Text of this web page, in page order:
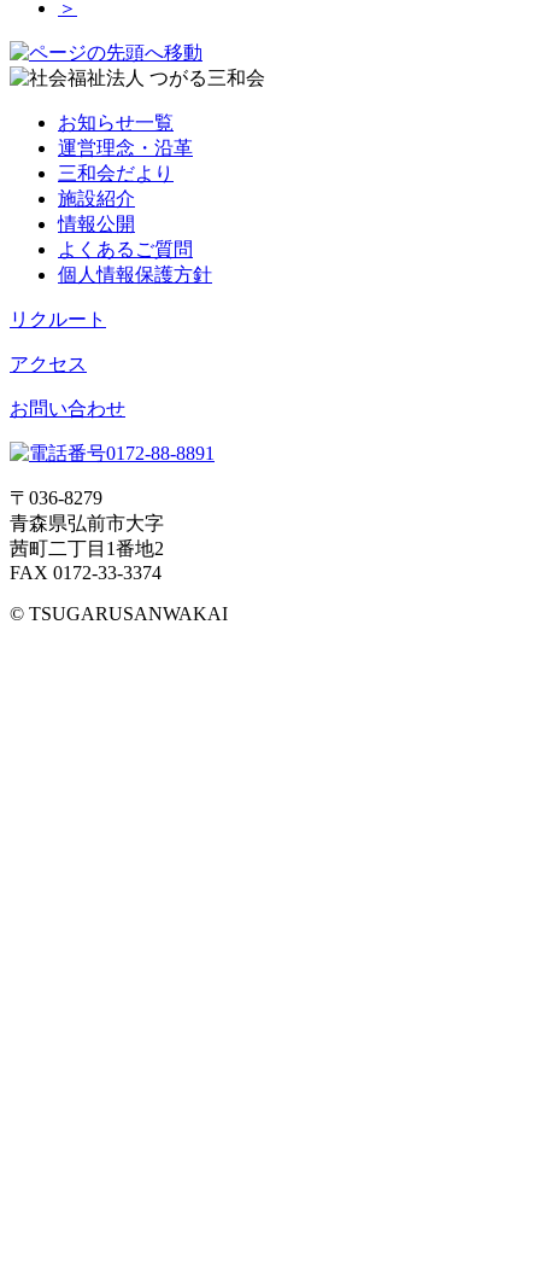
＞
お知らせ一覧
運営理念・沿革
三和会だより
施設紹介
情報公開
よくあるご質問
個人情報保護方針
リクルート
アクセス
お問い合わせ
〒036-8279
青森県弘前市大字
茜町二丁目1番地2
FAX 0172-33-3374
© TSUGARUSANWAKAI